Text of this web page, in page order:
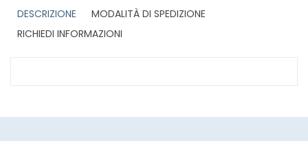
DESCRIZIONE
MODALITÀ DI SPEDIZIONE
RICHIEDI INFORMAZIONI